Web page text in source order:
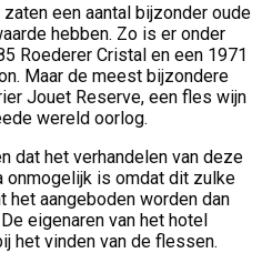
een aantal bijzonder oude
hebben. Zo is er onder
Roederer Cristal en een 1971
Maar de meest bijzondere
Jouet Reserve, een fles wijn
wereld oorlog.
dat het verhandelen van deze
onmogelijk is omdat dit zulke
aangeboden worden dan
eigenaren van het hotel
het vinden van de flessen.